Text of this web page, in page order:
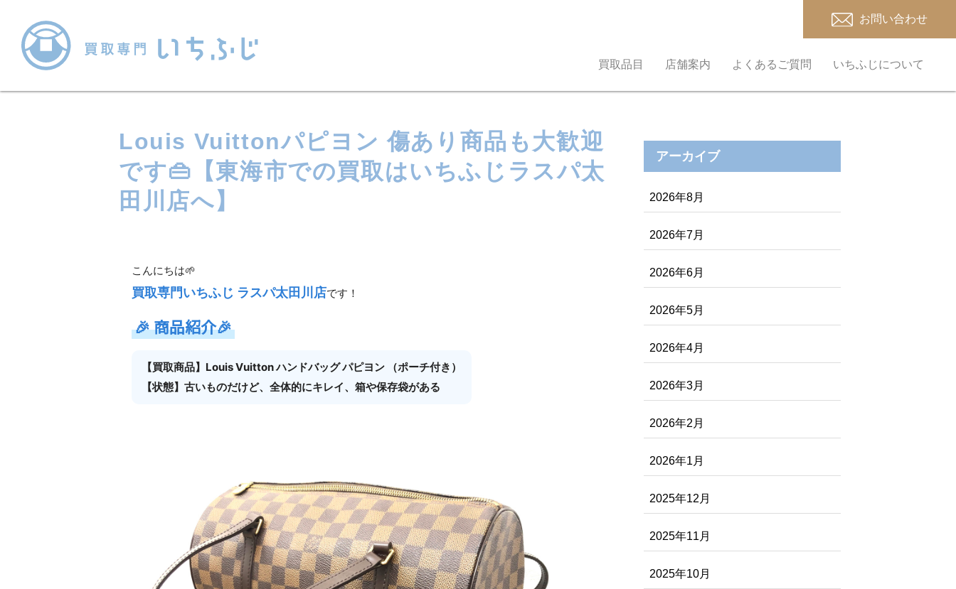
お問い合わせ
買取品目 店舗案内 よくあるご質問 いちふじについて
Louis Vuittonパピヨン 傷あり商品も大歓迎
です👜【東海市での買取はいちふじラスパ太
田川店へ】
こんにちは🌱
買取専門いちふじ ラスパ太田川店です！
🎉商品紹介🎉
【買取商品】Louis Vuitton ハンドバッグ パピヨン （ポーチ付き）
【状態】古いものだけど、全体的にキレイ、箱や保存袋がある
アーカイブ
2026年8月
2026年7月
2026年6月
2026年5月
2026年4月
2026年3月
2026年2月
2026年1月
2025年12月
2025年11月
2025年10月